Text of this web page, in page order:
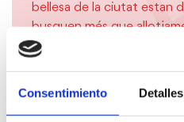
Consentimiento Detalles
bellesa de la ciutat estan
busquen més que
cuidar-se, relaxar-se i